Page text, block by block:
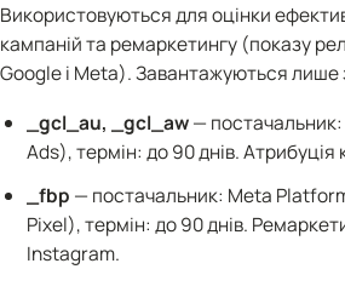
Використовуються для оцінки
кампаній та ремаркетингу (показу
Google і Meta). Завантажуються
_gcl_au, _gcl_aw—
Ads), термін: до 90 днів. Атрибуція
_fbp — постачальник: Meta
Pixel), термін: до 90 днів.
Instagram.